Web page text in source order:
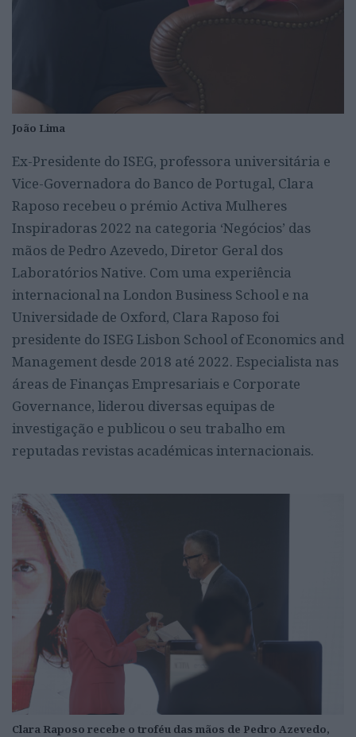
João Lima
Ex-Presidente do ISEG, professora universitária e
Vice-Governadora do Banco de Portugal, Clara
Raposo recebeu o prémio Activa Mulheres
Inspiradoras 2022 na categoria ‘Negócios’ das
mãos de Pedro Azevedo, Diretor Geral dos
Laboratórios Native. Com uma experiência
internacional na London Business School e na
Universidade de Oxford, Clara Raposo foi
presidente do ISEG Lisbon School of Economics and
Management desde 2018 até 2022. Especialista nas
áreas de Finanças Empresariais e Corporate
Governance, liderou diversas equipas de
investigação e publicou o seu trabalho em
reputadas revistas académicas internacionais.
Clara Raposo recebe o troféu das mãos de Pedro Azevedo,